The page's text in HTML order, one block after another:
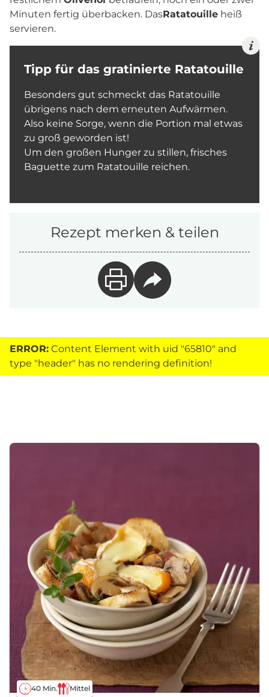
Minuten fertig überbacken. DasRatatouille heiß
servieren.
Tipp für das gratinierte Ratatouille
Besonders gut schmeckt das Ratatouille
übrigens nach dem erneuten Aufwärmen.
Also keine Sorge, wenn die Portion mal etwas
zu groß geworden ist!
Um den großen Hunger zu stillen, frisches
Baguette zum Ratatouille reichen.
Rezept merken & teilen
ERROR: Content Element with uid "65810" and
type "header" has no rendering definition!
40 Min. Mittel